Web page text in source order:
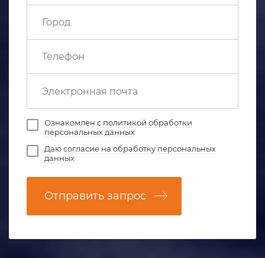
Ознакомлен с политикой обработки
персональных данных
Даюсогласие на обработку персональных
данных
Отправить запрос